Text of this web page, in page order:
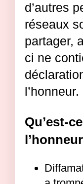
d’autres
réseaux
partager,
ci ne
l’honneur.
Qu’est-